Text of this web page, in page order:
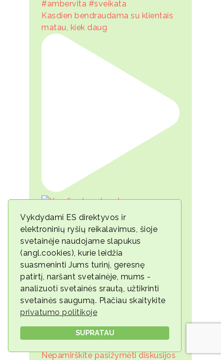
Vykdydami ES direktyvos ir
elektroninių ryšių reikalavimus, šioje
svetainėje naudojame slapukus
(angl.cookies), kurie leidžia
suasmeninti Jums turinį, geresnę
patirtį, naršant svetainėje, mums -
analizuoti svetainės srautą, užtikrinti
svetainės saugumą. Plačiau skaitykite
privatumo politikoje
SUPRATAU
Kasdien bendraudama su klientais
matau, kiek daug